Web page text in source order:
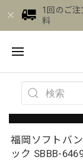
1回のご
料
福岡ソフトバ
ック SBBB-